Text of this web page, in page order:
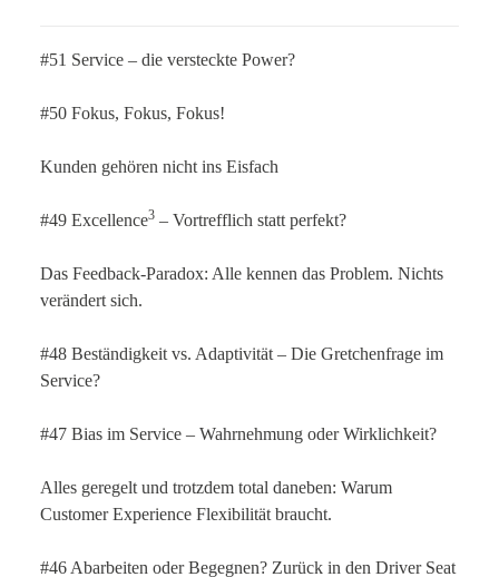
#51 Service – die versteckte Power?
#50 Fokus, Fokus, Fokus!
Kunden gehören nicht ins Eisfach
#49 Excellence3 – Vortrefflich statt perfekt?
Das Feedback-Paradox: Alle kennen das Problem. Nichts
verändert sich.
#48 Beständigkeit vs. Adaptivität – Die Gretchenfrage im
Service?
#47 Bias im Service – Wahrnehmung oder Wirklichkeit?
Alles geregelt und trotzdem total daneben: Warum
Customer Experience Flexibilität braucht.
#46 Abarbeiten oder Begegnen? Zurück in den Driver Seat